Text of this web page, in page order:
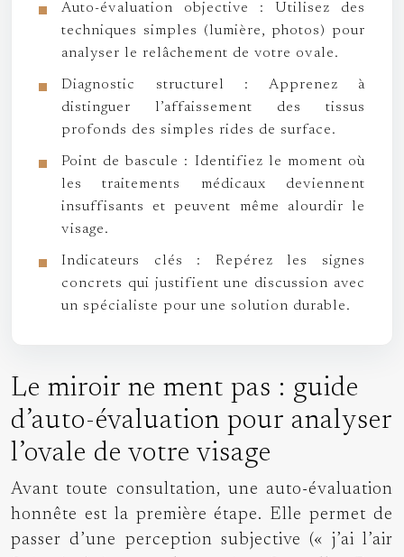
Auto-évaluation objective :
Utilisez des
techniques simples (lumière, photos) pour
analyser le relâchement de votre ovale.
Diagnostic structurel :
Apprenez à
distinguer l’affaissement des tissus
profonds des simples rides de surface.
Point de bascule : Identifiez le moment où
les traitements médicaux deviennent
insuffisants et peuvent même alourdir le
visage.
Indicateurs clés :
Repérez les signes
concrets qui justifient une discussion avec
un spécialiste pour une solution durable.
Le miroir ne ment pas : guide
d’auto-évaluation pour analyser
l’ovale de votre visage
Avant toute consultation, une auto-évaluation
honnête est la première étape. Elle permet de
passer d’une perception subjective (« j’ai l’air